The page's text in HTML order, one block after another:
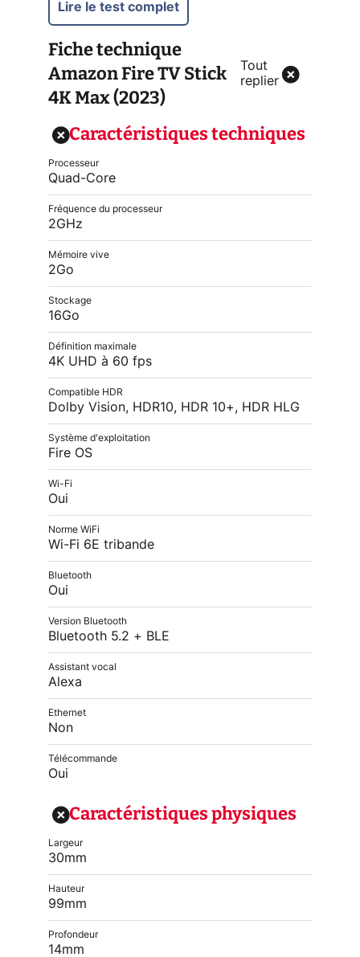
Lire le test complet
Fiche technique
Amazon Fire TV Stick
4K Max (2023)
Tout
replier
Caractéristiques techniques
Processeur
Quad-Core
Fréquence du processeur
2GHz
Mémoire vive
2Go
Stockage
16Go
Définition maximale
4K UHD à 60 fps
Compatible HDR
Dolby Vision, HDR10, HDR 10+, HDR HLG
Système d'exploitation
Fire OS
Wi-Fi
Oui
Norme WiFi
Wi-Fi 6E tribande
Bluetooth
Oui
Version Bluetooth
Bluetooth 5.2 + BLE
Assistant vocal
Alexa
Ethernet
Non
Télécommande
Oui
Caractéristiques physiques
Largeur
30mm
Hauteur
99mm
Profondeur
14mm